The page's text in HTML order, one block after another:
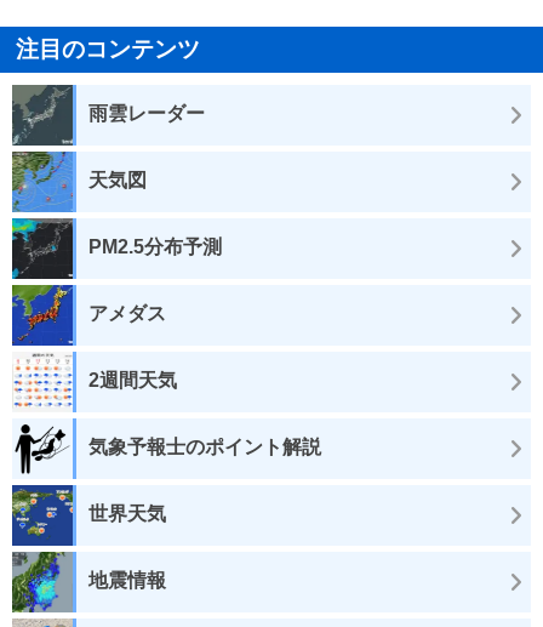
注目のコンテンツ
雨雲レーダー
天気図
PM2.5分布予測
アメダス
2週間天気
気象予報士のポイント解説
世界天気
地震情報